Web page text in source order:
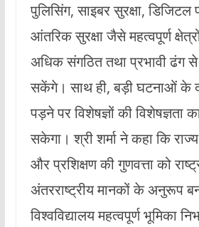
पुलिसिंग, साइबर सुरक्षा,
आंतरिक सुरक्षा जैसे महत्वपूर्ण
अधिक संगठित तथा प्रभावी ढंग
सकेंगे। साथ ही, बड़ी घटनाओं के
पड़ने पर विशेषज्ञों की विशेषज्ञता
सकेगा। श्री शर्मा ने कहा कि
और प्रशिक्षण की गुणवत्ता को
अंतरराष्ट्रीय मानकों के अनुरूप
विश्वविद्यालय महत्वपूर्ण भूमिका